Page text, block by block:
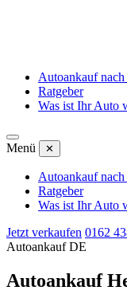
Autoankauf
Ratgeber
Was ist Ihr Auto
Menü ✕
Autoankauf
Ratgeber
Was ist Ihr Auto
Jetzt verkaufen 0162
Autoankauf DE
Autoankauf